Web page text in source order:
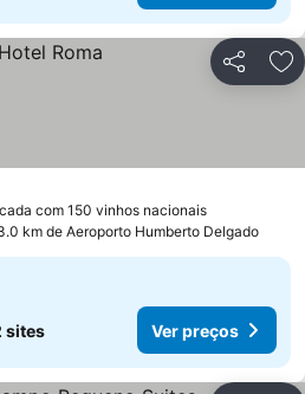
Partilhar
com 150 vinhos nacionais
km de Aeroporto Humberto Delgado
sites Ver preços